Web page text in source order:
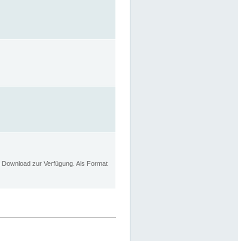
zur Verfügung. Als Format